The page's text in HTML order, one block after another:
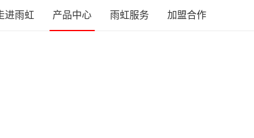
进雨虹 产品中心 雨虹服务 加盟合作